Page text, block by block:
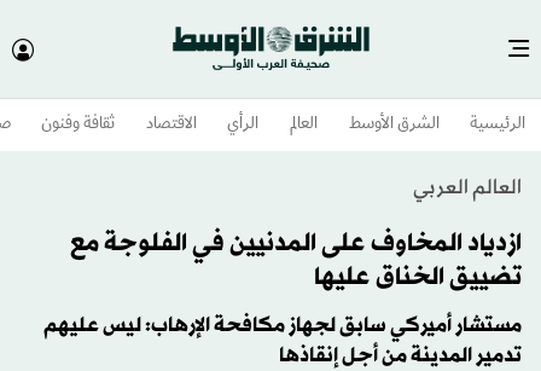
الرئيسية الشرق الأوسط​ العالم الرأي الاقتصاد ثقافة وفنون
العالم العربي
ازدياد المخاوف على المدنيين في الفلوجة مع
تضييق الخناق عليها
مستشار أميركي سابق لجهاز مكافحة الإرهاب: ليس عليهم
تدمير المدينة من أجل إنقاذها